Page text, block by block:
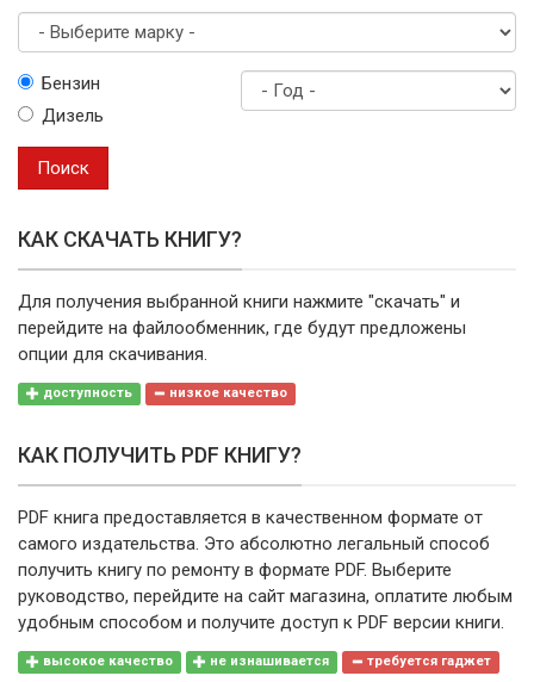
маркуБензин
Дизель
Поиск
КАК СКАЧАТЬ КНИГУ?
Для получения выбранной книги нажмите "скачать" и
перейдите на файлообменник, где будут предложены
опции для скачивания.
доступность низкое качество
КАК ПОЛУЧИТЬ PDF КНИГУ?
PDF книга предоставляется в качественном формате от
самого издательства. Это абсолютно легальный способ
получить книгу по ремонту в формате PDF. Выберите
руководство, перейдите на сайт магазина, оплатите любым
удобным способом и получите доступ к PDF версии книги.
высокое качество не изнашивается требуется гаджет